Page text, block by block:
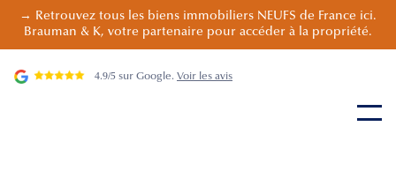
→ Retrouvez tous les biens immobiliers NEUFS de France ici.
Brauman & K, votre partenaire pour accéder à la propriété.
4.9/5 sur Google. Voir les avis